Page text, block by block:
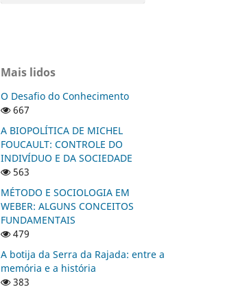
Mais lidos
O Desafio do Conhecimento
667
A BIOPOLÍTICA DE MICHEL
FOUCAULT: CONTROLE DO
INDIVÍDUO E DA SOCIEDADE
563
MÉTODO E SOCIOLOGIA EM
WEBER: ALGUNS CONCEITOS
FUNDAMENTAIS
479
A botija da Serra da Rajada: entre a
memória e a história
383